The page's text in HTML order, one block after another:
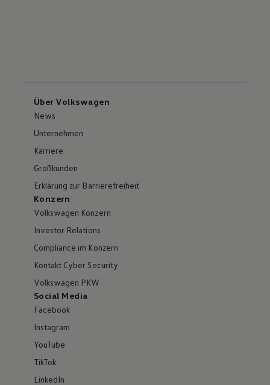
Über Volkswagen
News
Unternehmen
Karriere
Großkunden
Erklärung zur Barrierefreiheit
Konzern
Volkswagen Konzern
Investor Relations
Compliance im Konzern
Kontakt Cyber Security
Volkswagen PKW
Social Media
Facebook
Instagram
YouTube
TikTok
LinkedIn